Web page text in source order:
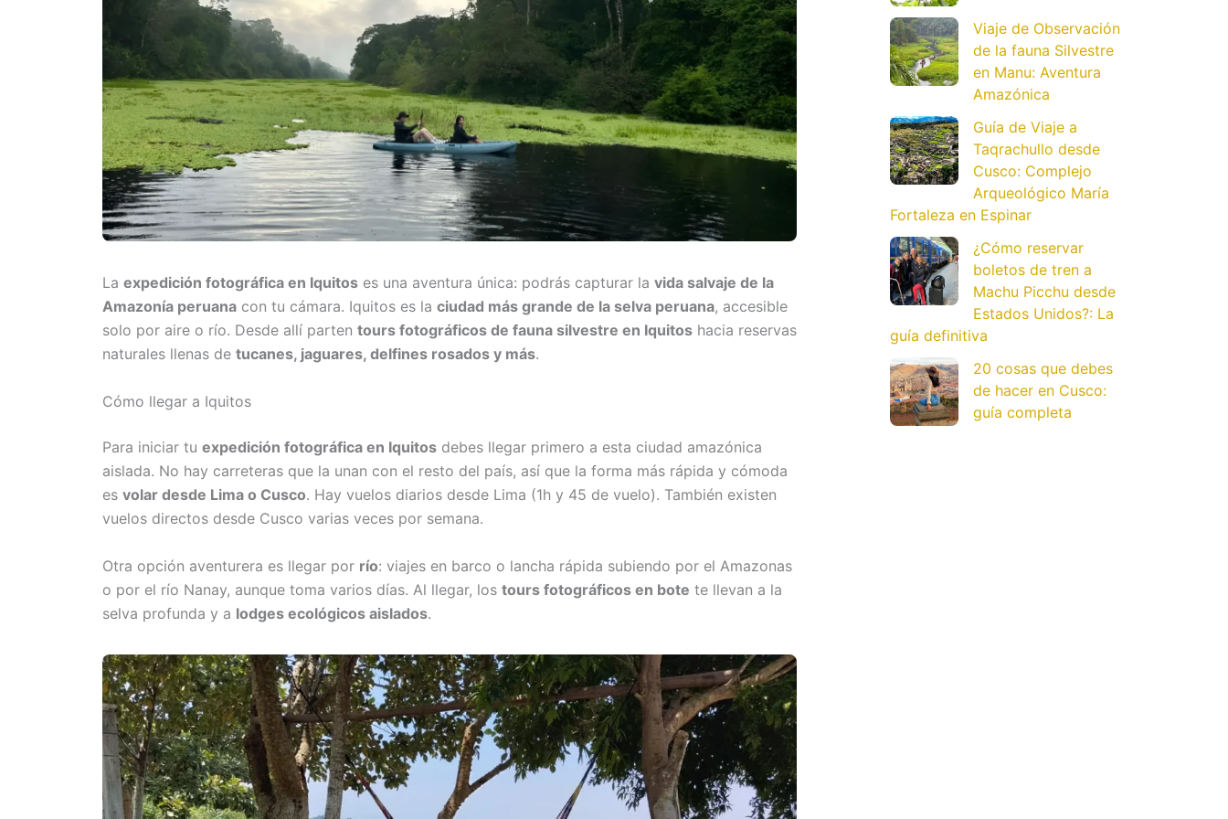
La expedición fotográfica en Iquitos es una aventura única: podrás capturar la vida salvaje de la
Amazonía peruana con tu cámara. Iquitos es la ciudad más grande de la selva peruana, accesible
solo por aire o río. Desde allí parten tours fotográficos de fauna silvestre en Iquitos hacia reservas
naturales llenas de tucanes, jaguares, delfines rosados y más.
Cómo llegar a Iquitos
Para iniciar tu expedición fotográfica en Iquitos debes llegar primero a esta ciudad amazónica
aislada. No hay carreteras que la unan con el resto del país, así que la forma más rápida y cómoda
es volar desde Lima o Cusco. Hay vuelos diarios desde Lima (1h y 45 de vuelo). También existen
vuelos directos desde Cusco varias veces por semana.
Otra opción aventurera es llegar por río: viajes en barco o lancha rápida subiendo por el Amazonas
o por el río Nanay, aunque toma varios días. Al llegar, los tours fotográficos en bote te llevan a la
selva profunda y a lodges ecológicos aislados.
Viaje de Observación
de la fauna Silvestre
en Manu: Aventura
Amazónica
Guía de Viaje a
Taqrachullo desde
Cusco: Complejo
Arqueológico María
Fortaleza en Espinar
¿Cómo reservar
boletos de tren a
Machu Picchu desde
Estados Unidos?: La
guía definitiva
20 cosas que debes
de hacer en Cusco:
guía completa